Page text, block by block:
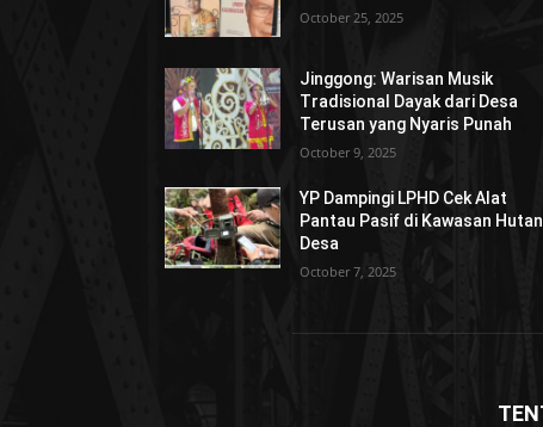
October 25, 2025
Jinggong: Warisan Musik
Tradisional Dayak dari Desa
Terusan yang Nyaris Punah
October 9, 2025
YP Dampingi LPHD Cek Alat
Pantau Pasif di Kawasan Hutan
Desa
October 7, 2025